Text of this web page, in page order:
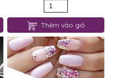
Thêm vào giỏ